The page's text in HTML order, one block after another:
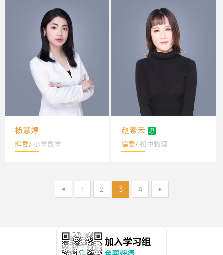
杨慧婷
编委/ 小学数学
赵素云
编委/ 初中物理
« 1 2 3 4 »